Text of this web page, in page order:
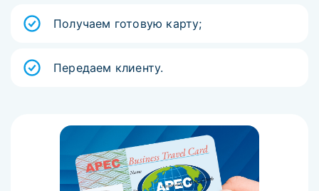
Получаем готовую карту;
Передаем клиенту.